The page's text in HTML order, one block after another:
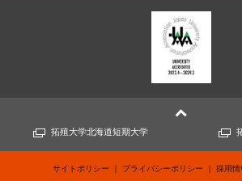
拓殖大学北海道短期大学
サイトポリシー プライバシーポリシー 採用情